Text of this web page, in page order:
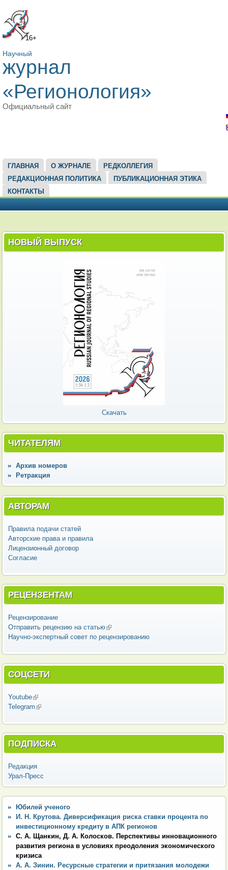
16+
Научный
журнал
«Регионология»
Официальный сайт
ГЛАВНОЕ МЕНЮ
ГЛАВНАЯ О ЖУРНАЛЕ
РЕДКОЛЛЕГИЯ
РЕДАКЦИОННАЯ ПОЛИТИКА
ПУБЛИКАЦИОННАЯ ЭТИКА
КОНТАКТЫ
НОВЫЙ ВЫПУСК
Скачать
ЧИТАТЕЛЯМ
Архив номеров
Ретракция
АВТОРАМ
Правила подачи статей
Авторские права и правила
Лицензионный договор
Согласие
РЕЦЕНЗЕНТАМ
Рецензирование
Отправить рецензию на статью(внешняя ссылка)
Научно-экспертный совет по рецензированию
СОЦСЕТИ
Youtube(внешняя ссылка)
Telegram (внешняя ссылка)
ПОДПИСКА
Редакция
Урал-Пресс
Юбилей ученого
И. Н. Крутова. Диверсификация риска ставки процента по
инвестиционному кредиту в АПК регионов
С. А. Щанкин, Д. А. Колосков. Перспективы инновационного
развития региона в условиях преодоления экономического
кризиса
А. А. Зинин. Ресурсные стратегии и притязания молодежи